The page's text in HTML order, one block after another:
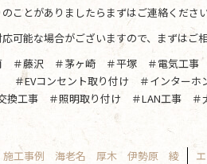
ことがありましたらまずはご連絡くださ
可能な場合がございますので、まずはご
＃藤沢 ＃茅ヶ崎 ＃平塚 ＃電気工事
＃EVコンセント取り付け ＃インター
換工事 ＃照明取り付け ＃LAN工事
施工事例 海老名 厚木 伊勢原 綾